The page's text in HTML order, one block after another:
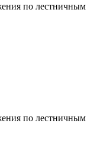
по лестничным
по лестничным